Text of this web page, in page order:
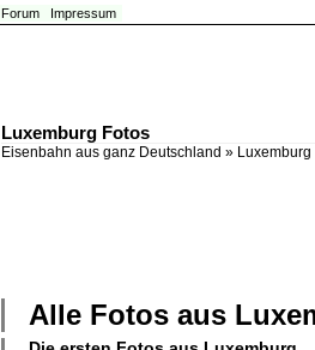
Forum Impressum
Luxemburg Fotos
Eisenbahn aus ganz Deutschland » Luxemburg
Alle Fotos aus